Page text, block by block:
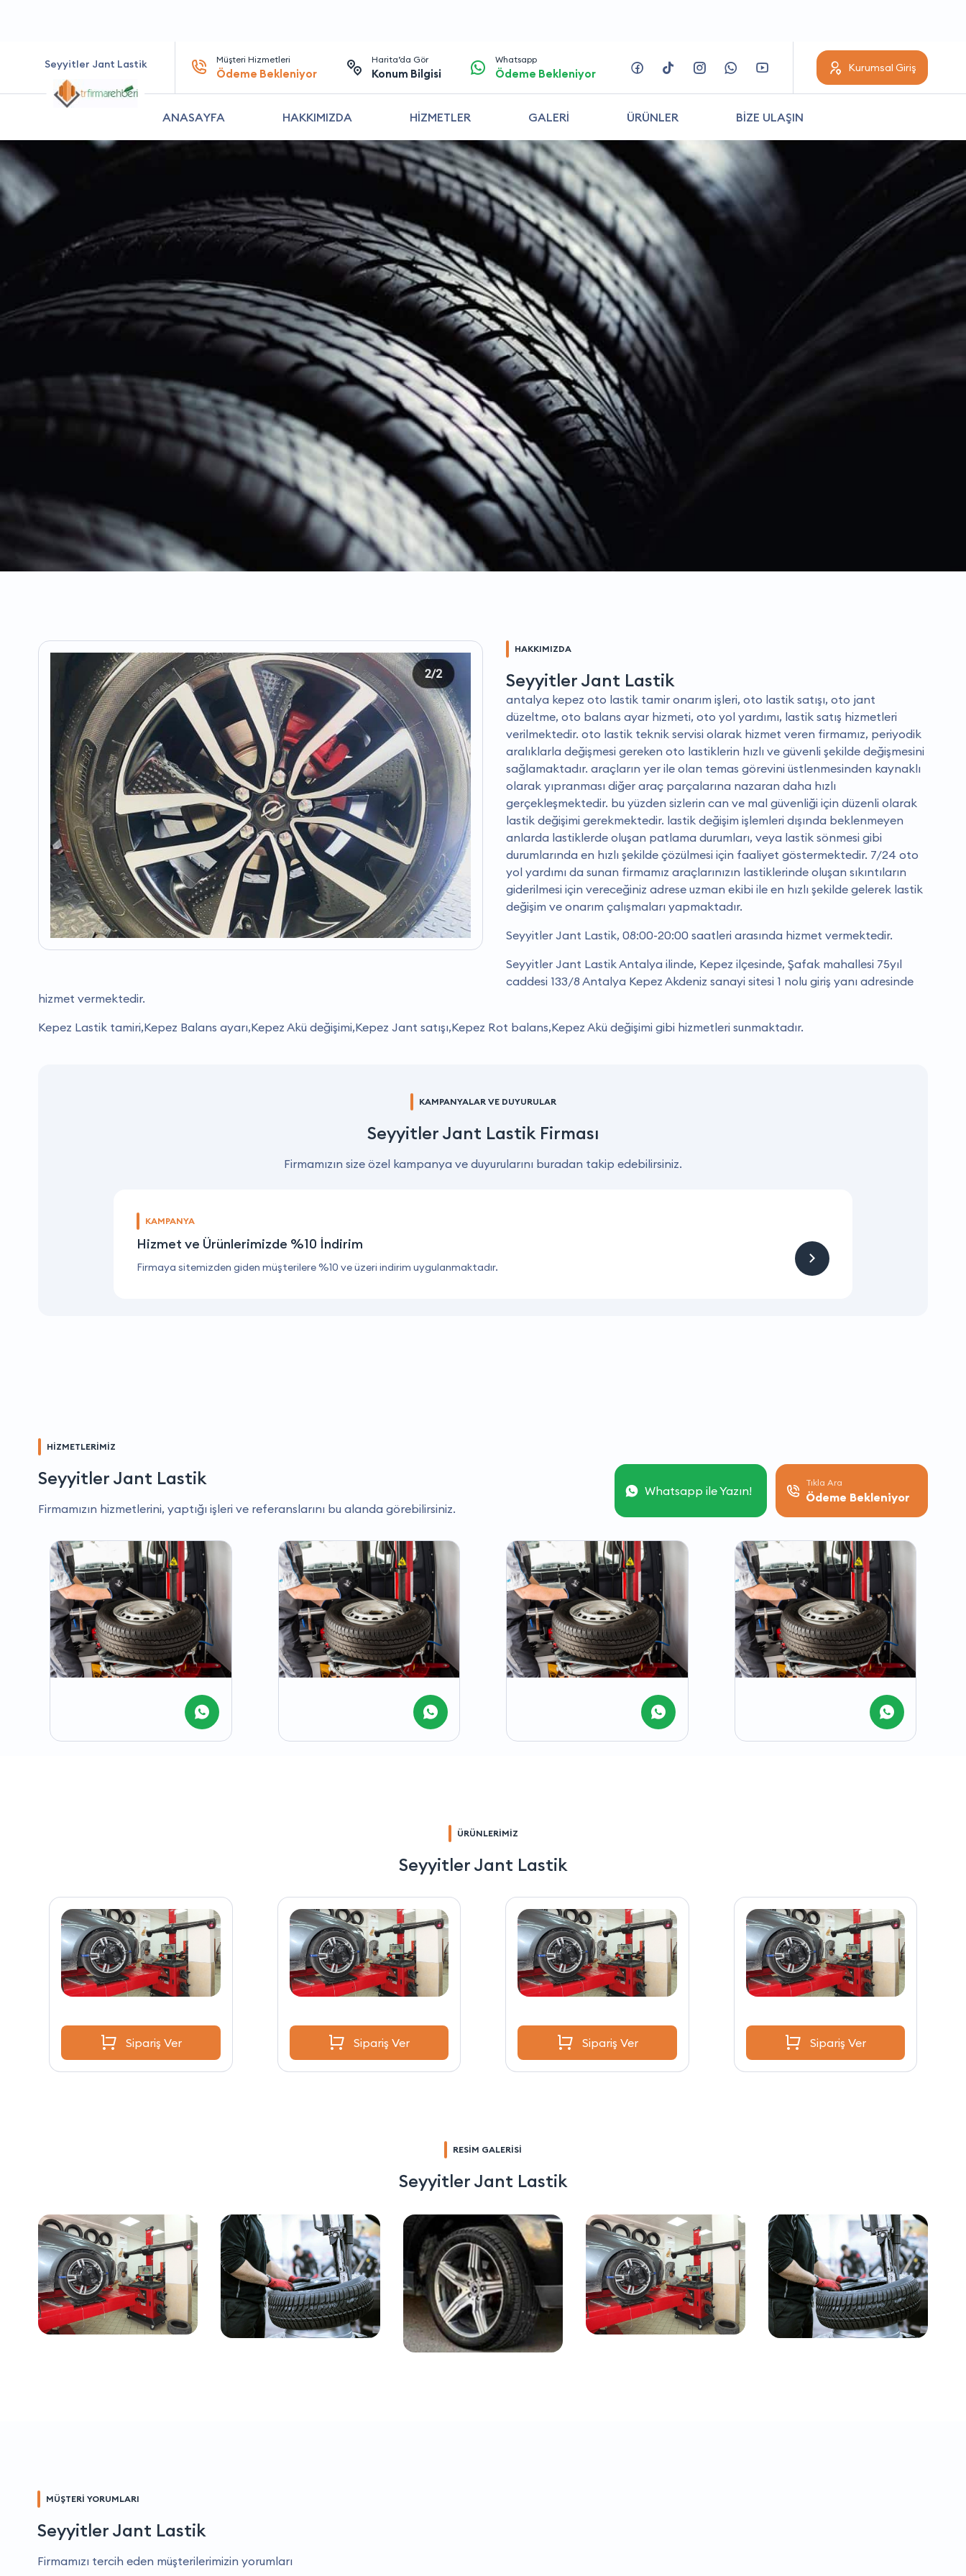
Seyyitler Jant Lastik Müşteri Hizmetleri
Ödeme Bekleniyor
Harita’da Gör
Konum Bilgisi
Whatsapp
Ödeme Bekleniyor Kurumsal Giriş
ANASAYFA HAKKIMIZDA HİZMETLER GALERİ ÜRÜNLER BİZE ULAŞIN
HAKKIMIZDA
Seyyitler Jant Lastik
antalya kepez oto lastik tamir onarım işleri, oto lastik satışı, oto jant
düzeltme, oto balans ayar hizmeti, oto yol yardımı, lastik satış hizmetleri
verilmektedir. oto lastik teknik servisi olarak hizmet veren firmamız, periyodik
aralıklarla değişmesi gereken oto lastiklerin hızlı ve güvenli şekilde değişmesini
sağlamaktadır. araçların yer ile olan temas görevini üstlenmesinden kaynaklı
olarak yıpranması diğer araç parçalarına nazaran daha hızlı
gerçekleşmektedir. bu yüzden sizlerin can ve mal güvenliği için düzenli olarak
lastik değişimi gerekmektedir. lastik değişim işlemleri dışında beklenmeyen
anlarda lastiklerde oluşan patlama durumları, veya lastik sönmesi gibi
durumlarında en hızlı şekilde çözülmesi için faaliyet göstermektedir. 7/24 oto
yol yardımı da sunan firmamız araçlarınızın lastiklerinde oluşan sıkıntıların
giderilmesi için vereceğiniz adrese uzman ekibi ile en hızlı şekilde gelerek lastik
değişim ve onarım çalışmaları yapmaktadır.
Seyyitler Jant Lastik, 08:00-20:00 saatleri arasında hizmet vermektedir.
Seyyitler Jant Lastik Antalya ilinde, Kepez ilçesinde, Şafak mahallesi 75yıl
caddesi 133/8 Antalya Kepez Akdeniz sanayi sitesi 1 nolu giriş yanı adresinde
hizmet vermektedir.
Kepez Lastik tamiri,Kepez Balans ayarı,Kepez Akü değişimi,Kepez Jant satışı,Kepez Rot balans,Kepez Akü değişimi gibi hizmetleri sunmaktadır.
KAMPANYALAR VE DUYURULAR
Seyyitler Jant Lastik Firması
Firmamızın size özel kampanya ve duyurularını buradan takip edebilirsiniz.
KAMPANYA
Hizmet ve Ürünlerimizde %10 İndirim
Firmaya sitemizden giden müşterilere %10 ve üzeri indirim uygulanmaktadır.
HİZMETLERİMİZ
Seyyitler Jant Lastik
Firmamızın hizmetlerini, yaptığı işleri ve referanslarını bu alanda görebilirsiniz.
Whatsapp ile Yazın!
Tıkla Ara
Ödeme Bekleniyor
ÜRÜNLERİMİZ
Seyyitler Jant Lastik
Sipariş Ver Sipariş Ver Sipariş Ver Sipariş Ver
RESİM GALERİSİ
Seyyitler Jant Lastik
MÜŞTERİ YORUMLARI
Seyyitler Jant Lastik
Firmamızı tercih eden müşterilerimizin yorumları